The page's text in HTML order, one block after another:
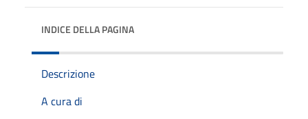
INDICE DELLA PAGINA
Descrizione
A cura di